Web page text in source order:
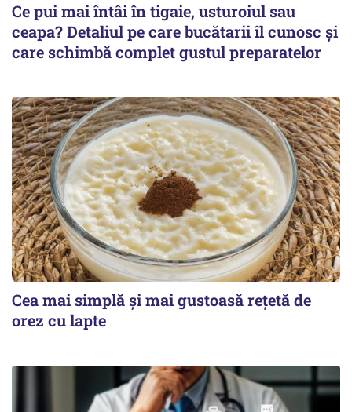
Ce pui mai întâi în tigaie, usturoiul sau
ceapa? Detaliul pe care bucătarii îl cunosc și
care schimbă complet gustul preparatelor
Cea mai simplă și mai gustoasă rețetă de
orez cu lapte